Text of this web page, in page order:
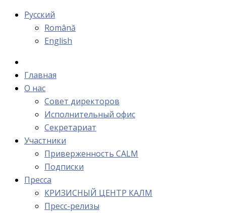
Русский
Română
English
Главная
О нас
Cовет директоров
Исполнительный офис
Cекретариат
Участники
Приверженность CALM
Подписки
Пресса
КРИЗИСНЫЙ ЦЕНТР КАЛМ
Пресс-релизы